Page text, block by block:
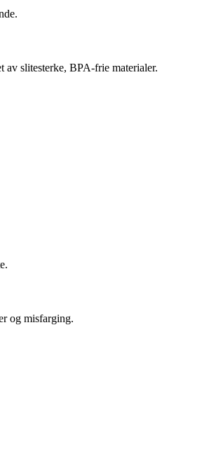
av slitesterke, BPA-frie materialer.
og misfarging.